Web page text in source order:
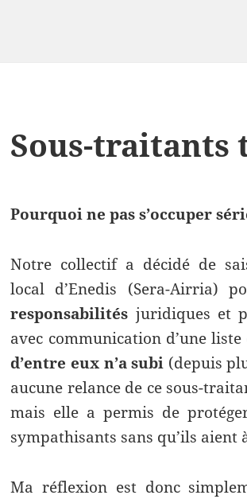
Sous-traitants
Pourquoi ne pas s’occuper
Notre collectif a décidé de
local d’Enedis (Sera-Airria)
responsabilités juridiques et
avec communication d’une liste
d’entre eux n’a subi (depuis
aucune relance de ce sous-
mais elle a permis de
sympathisants sans qu’ils
Ma réflexion est donc